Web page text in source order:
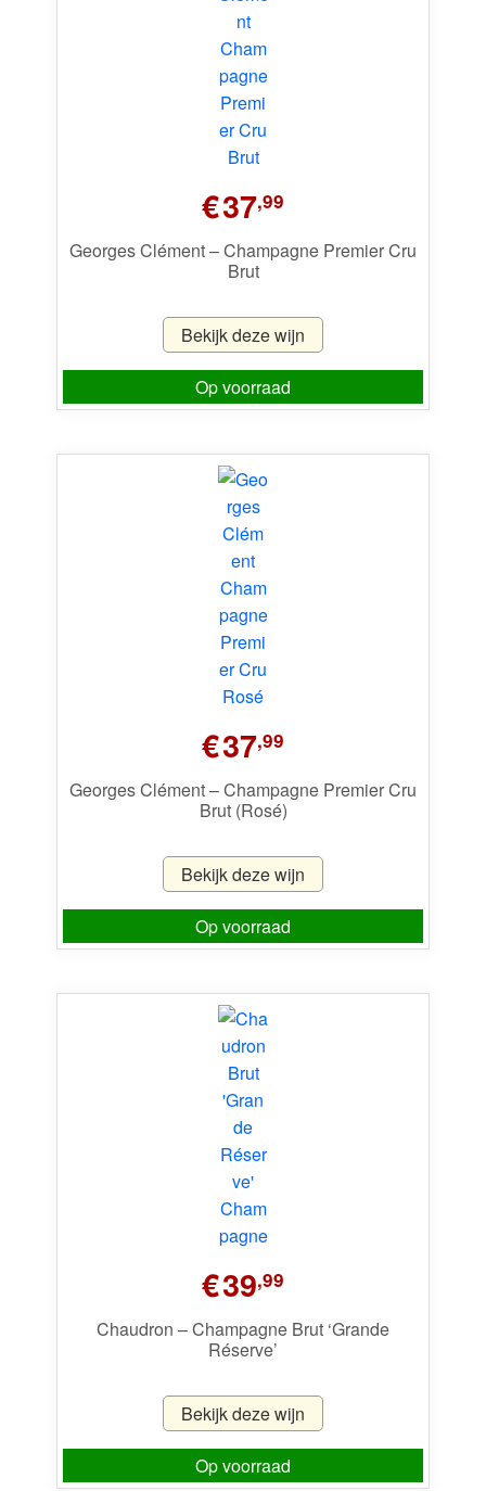
€37,99
Georges Clément – Champagne Premier Cru
Brut
Bekijk deze wijn
Op voorraad
€37,99
Georges Clément – Champagne Premier Cru
Brut (Rosé)
Bekijk deze wijn
Op voorraad
€39,99
Chaudron – Champagne Brut ‘Grande
Réserve’
Bekijk deze wijn
Op voorraad